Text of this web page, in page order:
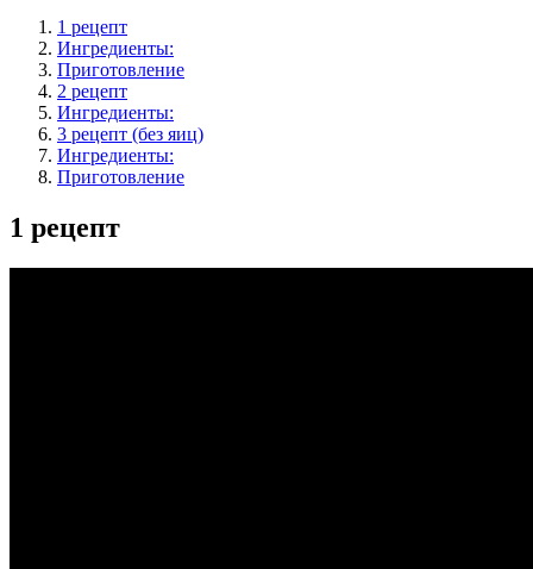
1 рецепт
Ингредиенты:
Приготовление
2 рецепт
Ингредиенты:
3 рецепт (без яиц)
Ингредиенты:
Приготовление
1 рецепт